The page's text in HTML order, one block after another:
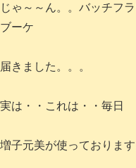
じゃ～～ん。。バッチフ
ブーケ
届きました。。。
実は・・これは・・毎日
増子元美が使っております